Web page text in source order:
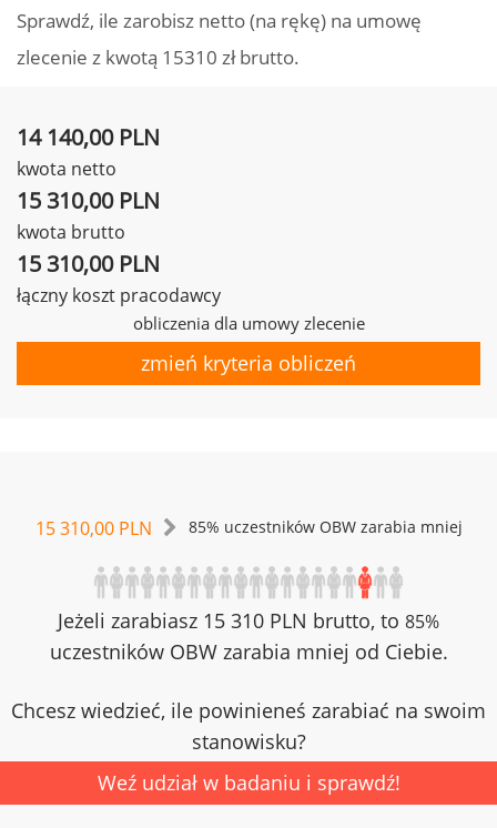
Sprawdź, ile zarobisz netto (na rękę) na umowę
zlecenie z kwotą 15310 zł brutto.
14 140,00 PLN
kwota netto
15 310,00 PLN
kwota brutto
15 310,00 PLN
łączny koszt pracodawcy
obliczenia dla umowy zlecenie
zmień kryteria obliczeń
15 310,00 PLN 85% uczestników OBW zarabia mniej
Jeżeli zarabiasz 15 310 PLN brutto, to 85%
uczestników OBW zarabia mniej od Ciebie.
Chcesz wiedzieć, ile powinieneś zarabiać na swoim
stanowisku?
Weź udział w badaniu i sprawdź!